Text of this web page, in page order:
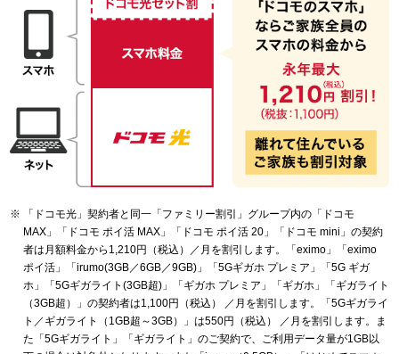
「ドコモ光」契約者と同一「ファミリー割引」グループ内の「ドコモ
MAX」「ドコモ ポイ活 MAX」「ドコモ ポイ活 20」「ドコモ mini」の契約
者は月額料金から1,210円（税込）／月を割引します。「eximo」「eximo
ポイ活」「irumo(3GB／6GB／9GB)」「5Gギガホ プレミア」「5G ギガ
ホ」「5Gギガライト(3GB超)」「ギガホ プレミア」「ギガホ」「ギガライト
（3GB超）」の契約者は1,100円（税込） ／月を割引します。「5Gギガライ
ト／ギガライト（1GB超～3GB）」は550円（税込） ／月を割引します。ま
た「5Gギガライト」「ギガライト」のご契約で、ご利用データ量が1GB以